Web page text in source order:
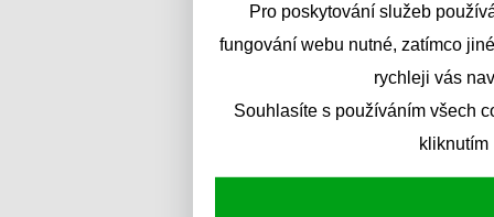
Pro poskytování služeb
fungování webu nutné, zatímco
rychleji vás
Souhlasíte s používáním všech
kliknutím